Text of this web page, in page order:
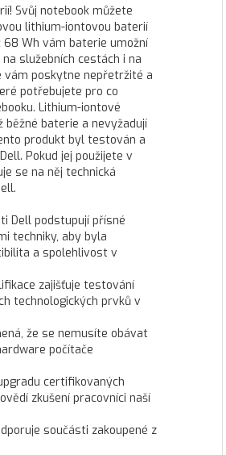
Svůj notebook můžete
lithium-iontovou baterií
68 Wh vám baterie umožní
služebních cestách i na
vám poskytne nepřetržité a
potřebujete pro co
Lithium-iontové
baterie a nevyžadují
produkt byl testován a
Pokud jej použijete v
se na něj technická
Dell podstupují přísné
techniky, aby byla
a spolehlivost v
zajišťuje testování
technologických prvků v
že se nemusíte obávat
počítače
certifikovaných
zkušení pracovníci naší
součásti zakoupené z